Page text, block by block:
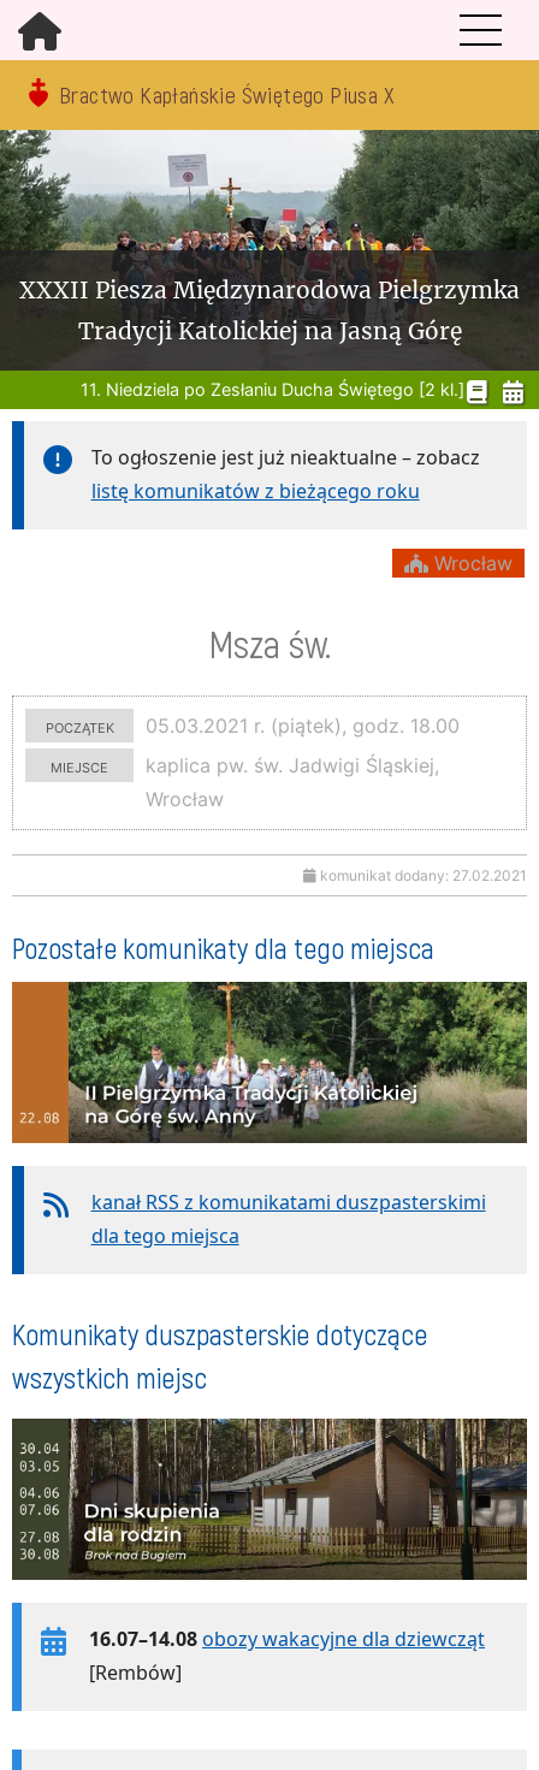
Bractwo Kapłańskie Świętego Piusa X
XXXII Piesza Międzynarodowa Pielgrzymka
Tradycji Katolickiej na Jasną Górę
11. Niedziela po Zesłaniu Ducha Świętego [2 kl.]
To ogłoszenie jest już nieaktualne – zobacz
listę komunikatów z bieżącego roku
Wrocław
Msza św.
początek
05.03.2021 r. (piątek), godz. 18.00
miejsce
kaplica pw. św. Jadwigi Śląskiej,
Wrocław
komunikat dodany: 27.02.2021
Pozostałe komunikaty dla tego miejsca
kanał RSS z komunikatami duszpasterskimi
dla tego miejsca
Komunikaty duszpasterskie dotyczące
wszystkich miejsc
16.07–14.08obozy wakacyjne dla dziewcząt
[Rembów]